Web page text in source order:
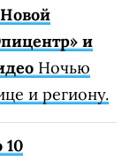
и
Ночью
и региону.
10